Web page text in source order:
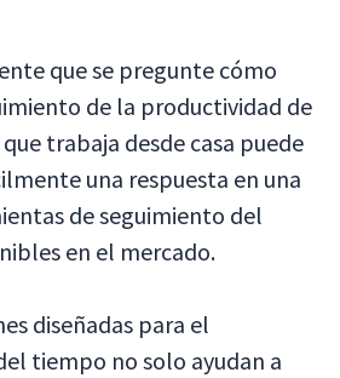
que se pregunte cómo
de la productividad de
trabaja desde casa puede
una respuesta en una
de seguimiento del
en el mercado.
diseñadas para el
tiempo no solo ayudan a